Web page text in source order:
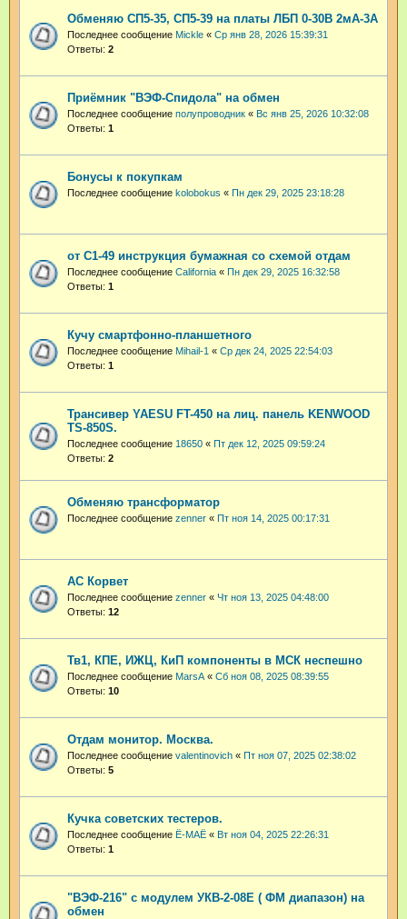
Обменяю СП5-35, СП5-39 на платы ЛБП 0-30В 2мА-3А
Последнее сообщение Mickle « Ср янв 28, 2026 15:39:31
Ответы: 2
Приёмник "ВЭФ-Спидола" на обмен
Последнее сообщение полупроводник « Вс янв 25, 2026 10:32:08
Ответы: 1
Бонусы к покупкам
Последнее сообщение kolobokus « Пн дек 29, 2025 23:18:28
от С1-49 инструкция бумажная со схемой отдам
Последнее сообщение California « Пн дек 29, 2025 16:32:58
Ответы: 1
Кучу смартфонно-планшетного
Последнее сообщение Mihail-1 « Ср дек 24, 2025 22:54:03
Ответы: 1
Трансивер YAESU FT-450 на лиц. панель KENWOOD
TS-850S.
Последнее сообщение 18650 « Пт дек 12, 2025 09:59:24
Ответы: 2
Обменяю трансформатор
Последнее сообщение zenner « Пт ноя 14, 2025 00:17:31
АС Корвет
Последнее сообщение zenner « Чт ноя 13, 2025 04:48:00
Ответы: 12
Тв1, КПЕ, ИЖЦ, КиП компоненты в МСК неспешно
Последнее сообщение MarsA « Сб ноя 08, 2025 08:39:55
Ответы: 10
Отдам монитор. Москва.
Последнее сообщение valentinovich « Пт ноя 07, 2025 02:38:02
Ответы: 5
Кучка советских тестеров.
Последнее сообщение Ё-МАЁ « Вт ноя 04, 2025 22:26:31
Ответы: 1
"ВЭФ-216" с модулем УКВ-2-08Е ( ФМ диапазон) на
обмен